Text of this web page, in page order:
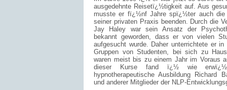
ausgedehnte Reisetï¿½tigkeit auf. Aus
musste er fï¿½nf Jahre spï¿½ter auch die
seiner privaten Praxis beenden. Durch die
Jay Haley war sein Ansatz der
bekannt geworden, dass er von vielen
aufgesucht wurde. Daher unterrichtete er
Gruppen von Studenten, bei sich zu
waren meist bis zu einem Jahr im Voraus
dieser Kurse fand ï¿½ wie
hypnotherapeutische Ausbildung Richard
und anderer Mitglieder der NLP-